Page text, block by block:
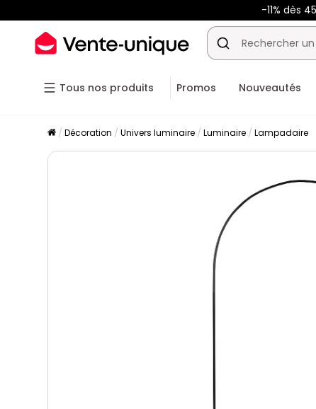
-11% dès
Tous nos produits Promos Nouveautés
Décoration Univers luminaire Luminaire Lampadaire